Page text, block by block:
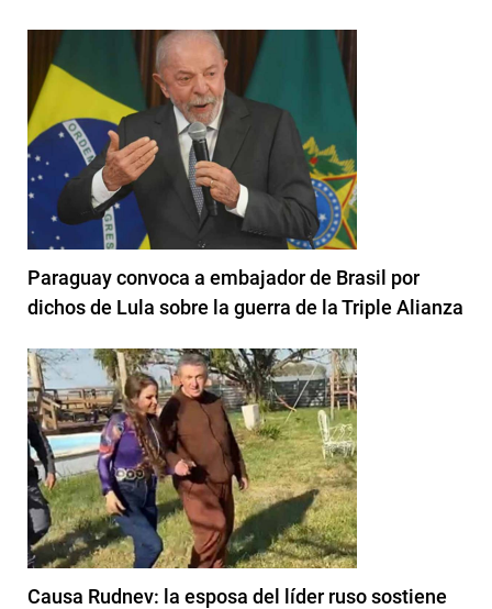
Paraguay convoca a embajador de Brasil por
dichos de Lula sobre la guerra de la Triple Alianza
Causa Rudnev: la esposa del líder ruso sostiene